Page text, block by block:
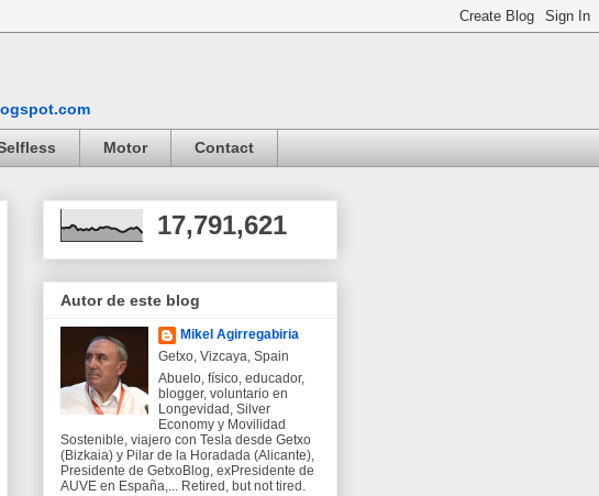
Motor Contact
17,791,621
Autor de este blog
Mikel Agirregabiria
Getxo, Vizcaya, Spain
Abuelo, físico, educador,
blogger, voluntario en
Longevidad, Silver
Economy y Movilidad
Sostenible, viajero con Tesla desde Getxo
(Bizkaia) y Pilar de la Horadada (Alicante),
Presidente de GetxoBlog, exPresidente de
AUVE en España,... Retired, but not tired.